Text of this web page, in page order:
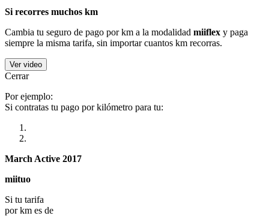
Si recorres muchos km
Cambia tu seguro de pago por km a la modalidad miiflex y paga
siempre la misma tarifa, sin importar cuantos km recorras.
Ver video
Cerrar
Por ejemplo:
Si contratas tu pago por kilómetro para tu:
March Active 2017
miituo
Si tu tarifa
por km es de